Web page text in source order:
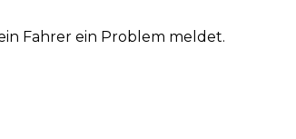
Fahrer ein Problem meldet.